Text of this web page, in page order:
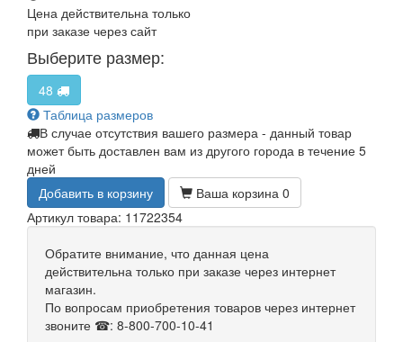
Цена действительна только
при заказе через сайт
Выберите размер:
48
Таблица размеров
В случае отсутствия вашего размера - данный товар
может быть доставлен вам из другого города в течение 5
дней
Добавить в корзину
Ваша корзина 0
Артикул товара: 11722354
Обратите внимание, что данная цена
действительна только при заказе через интернет
магазин.
По вопросам приобретения товаров через интернет
звоните ☎: 8-800-700-10-41